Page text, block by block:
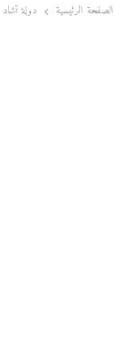
الصفحة الرئيسية دولة تشاد